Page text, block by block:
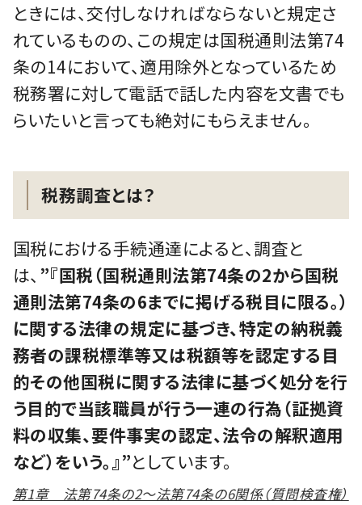
ときには、交付しなければならないと規定さ
れているものの、この規定は国税通則法第74
条の14において、適用除外となっているため
税務署に対して電話で話した内容を文書でも
らいたいと言っても絶対にもらえません。
税務調査とは？
国税における手続通達によると、調査と
は、 ”『国税（国税通則法第74条の2から国税
通則法第74条の6までに掲げる税目に限る。）
に関する法律の規定に基づき、特定の納税義
務者の課税標準等又は税額等を認定する目
的その他国税に関する法律に基づく処分を行
う目的で当該職員が行う一連の行為（証拠資
料の収集、要件事実の認定、法令の解釈適用
など）をいう。』”としています。
第1章 法第74条の2～法第74条の6関係（質問検査権）